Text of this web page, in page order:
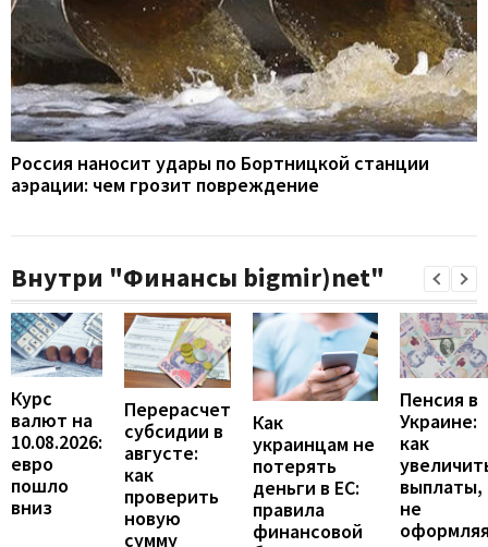
Россия наносит удары по Бортницкой станции
аэрации: чем грозит повреждение
Внутри "Финансы bigmir)net"
Курс
валют на
10.08.2026:
евро
пошло
вниз
Перерасчет
субсидии в
августе:
как
проверить
новую
сумму
Как
украинцам не
потерять
деньги в ЕС:
правила
финансовой
Пенсия в
Украине:
как
выплаты,
не